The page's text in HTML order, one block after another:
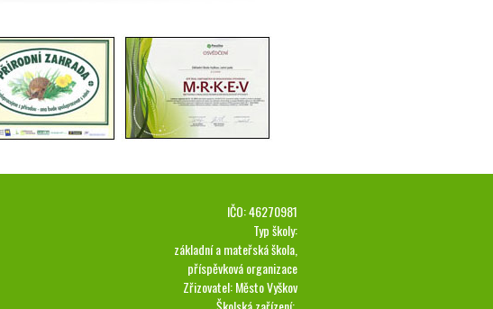
IČO: 46270981
Typ školy:
základní a mateřská škola,
příspěvková organizace
Zřizovatel: Město Vyškov